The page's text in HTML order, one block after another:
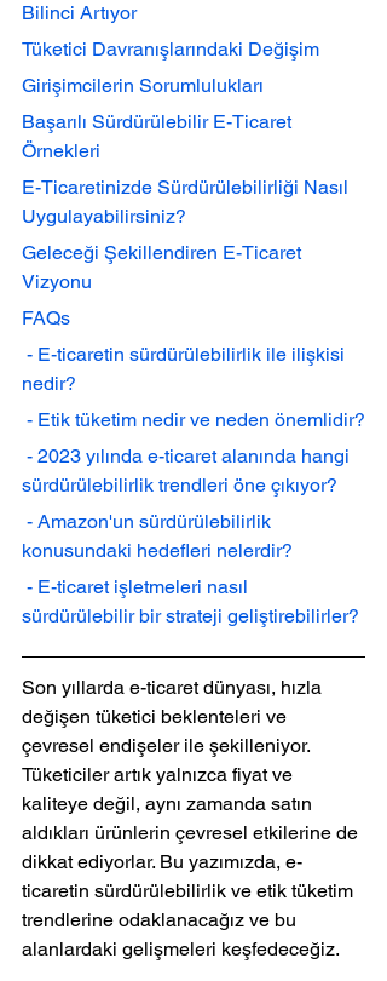
Bilinci Artıyor
Tüketici Davranışlarındaki Değişim
Girişimcilerin Sorumlulukları
Başarılı Sürdürülebilir E-Ticaret
Örnekleri
E-Ticaretinizde Sürdürülebilirliği Nasıl
Uygulayabilirsiniz?
Geleceği Şekillendiren E-Ticaret
Vizyonu
FAQs
nedir?
- Etik tüketim nedir ve neden önemlidir?
sürdürülebilirlik trendleri öne çıkıyor?
konusundaki hedefleri nelerdir?
sürdürülebilir bir strateji geliştirebilirler?
Son yıllarda e-ticaret dünyası, hızla
değişen tüketici beklenteleri ve
çevresel endişeler ile şekilleniyor.
Tüketiciler artık yalnızca fiyat ve
kaliteye değil, aynı zamanda satın
aldıkları ürünlerin çevresel etkilerine de
dikkat ediyorlar. Bu yazımızda, e-
ticaretin sürdürülebilirlik ve etik tüketim
trendlerine odaklanacağız ve bu
alanlardaki gelişmeleri keşfedeceğiz.